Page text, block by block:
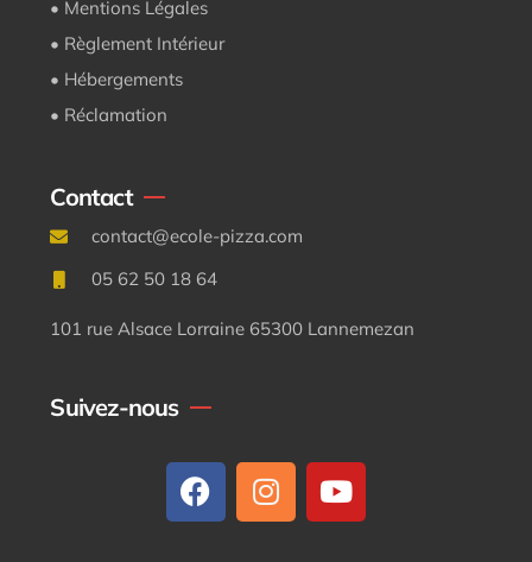
• Mentions Légales
• Règlement Intérieur
• Hébergements
• Réclamation
Contact
contact@ecole-pizza.com
05 62 50 18 64
101 rue Alsace Lorraine 65300 Lannemezan
Suivez-nous